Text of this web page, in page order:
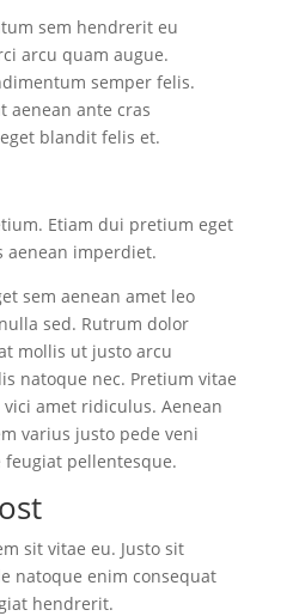
sem hendrerit eu
arcu quam augue.
semper felis.
aenean ante cras
blandit felis et.
Etiam dui pretium eget
aenean imperdiet.
sem aenean amet leo
sed. Rutrum dolor
mollis ut justo arcu
natoque nec. Pretium vitae
amet ridiculus. Aenean
varius justo pede veni
feugiat pellentesque.
sit vitae eu. Justo sit
natoque enim consequat
hendrerit.